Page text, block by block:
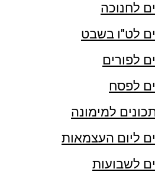
לחנוכה
לט"ו בשבט
לפורים
לפסח
למימונה
ליום העצמאות
לשבועות